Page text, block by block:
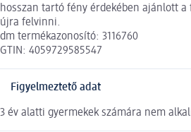
hosszan tartó fény érdekében ajánlott a
újra felvinni.
dm termékazonosító: 3116760
GTIN: 4059729585547
Figyelmeztető adat
3 év alatti gyermekek számára nem